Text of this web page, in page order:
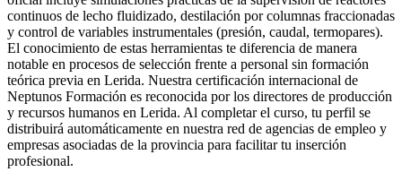
continuos de lecho fluidizado, destilación por columnas fraccionadas
y control de variables instrumentales (presión, caudal, termopares).
El conocimiento de estas herramientas te diferencia de manera
notable en procesos de selección frente a personal sin formación
teórica previa en Lerida. Nuestra certificación internacional de
Neptunos Formación es reconocida por los directores de producción
y recursos humanos en Lerida. Al completar el curso, tu perfil se
distribuirá automáticamente en nuestra red de agencias de empleo y
empresas asociadas de la provincia para facilitar tu inserción
profesional.